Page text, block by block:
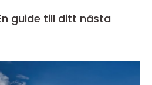
guide till ditt nästa